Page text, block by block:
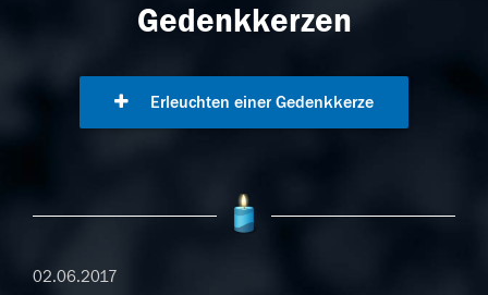
Gedenkkerzen
Erleuchten einer Gedenkkerze
02.06.2017